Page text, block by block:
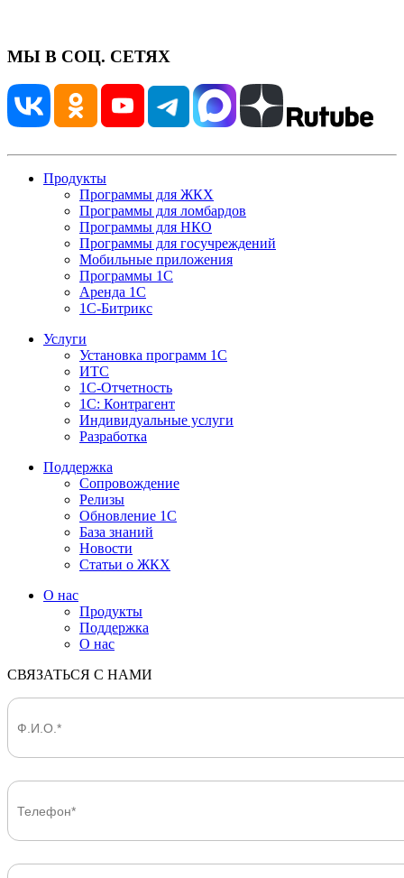
МЫ В СОЦ. СЕТЯХ
Продукты
Программы для ЖКХ
Программы для ломбардов
Программы для НКО
Программы для госучреждений
Мобильные приложения
Программы 1С
Аренда 1С
1С-Битрикс
Услуги
Установка программ 1С
ИТС
1С-Отчетность
1С: Контрагент
Индивидуальные услуги
Разработка
Поддержка
Сопровождение
Релизы
Обновление 1С
База знаний
Новости
Статьи о ЖКХ
О нас
Продукты
Поддержка
О нас
СВЯЗАТЬСЯ С НАМИ